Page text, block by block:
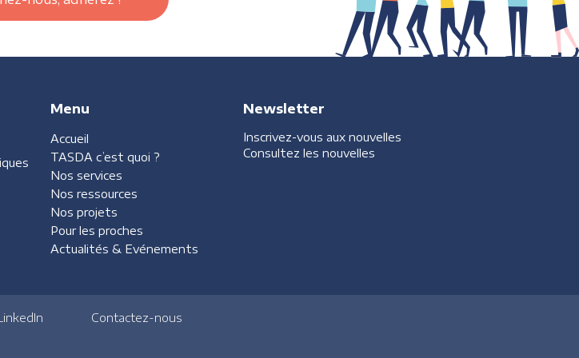
Menu
Accueil
TASDA c’est quoi ?
Nos services
Nos ressources
Nos projets
Pour les proches
Actualités & Evénements
Newsletter
Inscrivez-vous aux nouvelles
Consultez les nouvelles
Contactez-nous